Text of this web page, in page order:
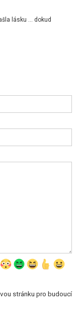
lásku … dokud
stránku pro budoucí